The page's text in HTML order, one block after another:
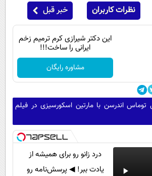
نظرات کاربران خبر قبل
این دکتر شیرازی کرم ترمیم زخم
ایرانی را ساخت!!!
مشاوره رایگان
اندرسن با مارتین اسکورسیزی در فیلم
درد زانو رو برای همیشه از
یادت ببر! ◀ پرسش‌نامه رو